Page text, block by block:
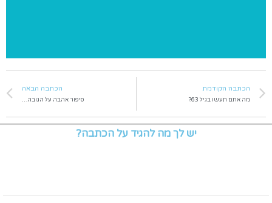
הכתבה הקודמת
מה אתם תעשו בגיל 63?
הכתבה הבאה
סיפור אהבה על הגובה…
יש לך מה להגיד על הכתבה?